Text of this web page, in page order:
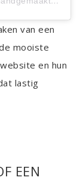
van een
mooiste
en hun
lastig
EEN